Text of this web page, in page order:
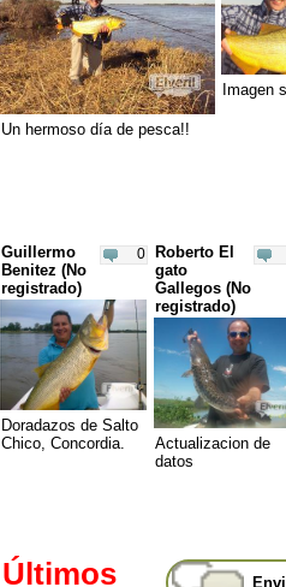
Un hermoso día de pesca!!
Imagen
0
Guillermo
Benitez (No
registrado)
Doradazos de Salto
Chico, Concordia.
Roberto El
gato
Gallegos (No
registrado)
Actualizacion de
datos
Últimos